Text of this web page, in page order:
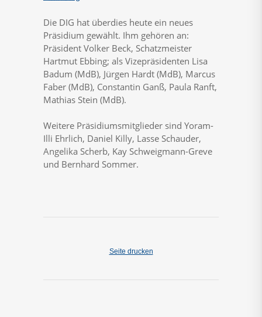
Die DIG hat überdies heute ein neues
Präsidium gewählt. Ihm gehören an:
Präsident Volker Beck, Schatzmeister
Hartmut Ebbing; als Vizepräsidenten Lisa
Badum (MdB), Jürgen Hardt (MdB), Marcus
Faber (MdB), Constantin Ganß, Paula Ranft,
Mathias Stein (MdB).
Weitere Präsidiumsmitglieder sind Yoram-
Illi Ehrlich, Daniel Killy, Lasse Schauder,
Angelika Scherb, Kay Schweigmann-Greve
und Bernhard Sommer.
Seite drucken